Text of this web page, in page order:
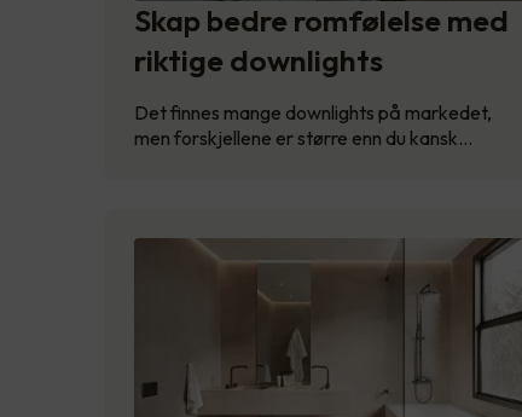
Skap bedre romfølelse med
riktige downlights
Det finnes mange downlights på markedet,
men forskjellene er større enn du kansk…